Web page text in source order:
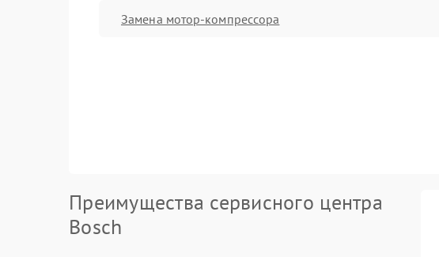
Замена мотор-компрессора
Преимущества сервисного центра
Bosch